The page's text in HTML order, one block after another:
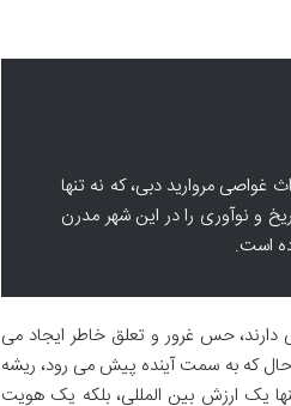
غواصی مروارید دبی، که نه تنها
و نوآوری را در این شهر مدرن
است.
دارند، حس غرور و تعلق خاطر ایجاد می
که به سمت آینده پیش می رود، ریشه
یک ارزش بین المللی، بلکه یک هویت